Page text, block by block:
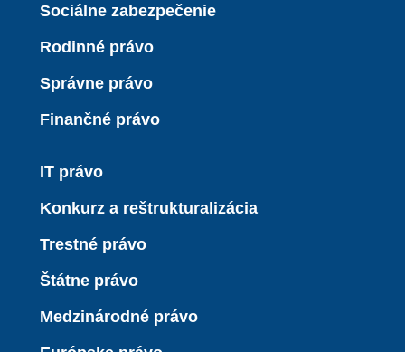
Sociálne zabezpečenie
Rodinné právo
Správne právo
Finančné právo
IT právo
Konkurz a reštrukturalizácia
Trestné právo
Štátne právo
Medzinárodné právo